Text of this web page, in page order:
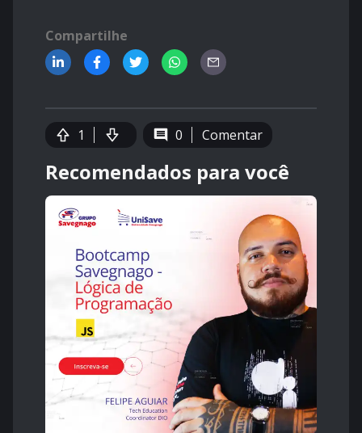
Compartilhe
1 0 Comentar
Recomendados para você